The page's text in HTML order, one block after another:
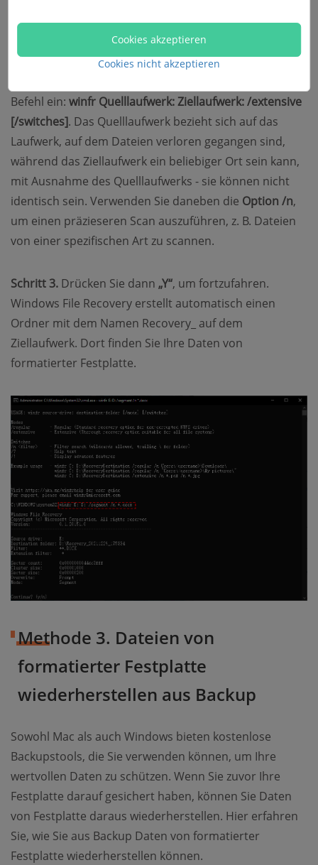
dem Microsoft Store herunter und installieren Sie es
mit Administratorrechten.
Befehl ein: winfr Quelllaufwerk: Ziellaufwerk: /extensive
[/switches]. Das Quelllaufwerk bezieht sich auf das
Laufwerk, auf dem Dateien verloren gegangen sind,
während das Ziellaufwerk ein beliebiger Ort sein kann,
mit Ausnahme des Quelllaufwerks - sie können nicht
identisch sein. Verwenden Sie daneben die Option /n,
um einen präzieseren Scan auszuführen, z. B. Dateien
von einer spezifischen Art zu scannen.
Schritt 3. Drücken Sie dann „Y“, um fortzufahren.
Windows File Recovery erstellt automatisch einen
Ordner mit dem Namen Recovery_ auf dem
Ziellaufwerk. Dort finden Sie Ihre Daten von
formatierter Festplatte.
Methode 3. Dateien von
formatierter Festplatte
wiederherstellen aus Backup
Sowohl Mac als auch Windows bieten kostenlose
Backupstools, die Sie verwenden können, um Ihre
wertvollen Daten zu schützen. Wenn Sie zuvor Ihre
Festplatte darauf gesichert haben, können Sie Daten
von Festplatte daraus wiederherstellen. Hier erfahren
Sie, wie Sie aus Backup Daten von formatierter
Festplatte wiederherstellen können.
Cookies akzeptieren
Cookies nicht akzeptieren